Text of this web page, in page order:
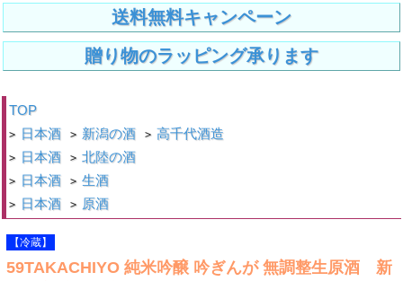
送料無料キャンペーン
贈り物のラッピング承ります
TOP
> 日本酒 > 新潟の酒 > 高千代酒造
> 日本酒 > 北陸の酒
> 日本酒 > 生酒
> 日本酒 > 原酒
【冷蔵】
59TAKACHIYO 純米吟醸 吟ぎんが 無調整生原酒 新